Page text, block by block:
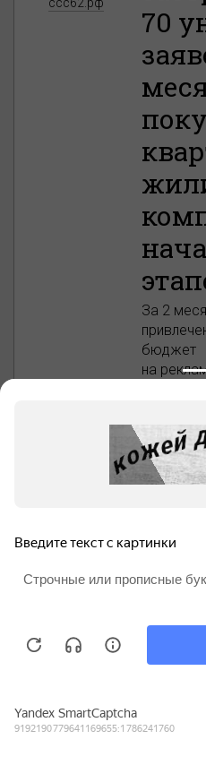
70
За 2
бюджет
на
со
440
17 182
Нажмите “ОК”, если вы
обработки cookie и
можете через браузер
проектов
👋 Привет!
отвечу через